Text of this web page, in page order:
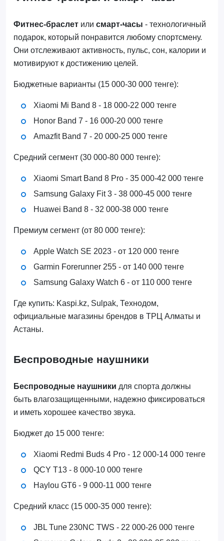
Фитнес-браслетили смарт-часы - технологичный
подарок, который понравится любому спортсмену.
Они отслеживают активность, пульс, сон, калории и
мотивируют к достижению целей.
Бюджетные варианты (15 000-30 000 тенге):
Xiaomi Mi Band 8 - 18 000-22 000 тенге
Honor Band 7 - 16 000-20 000 тенге
Amazfit Band 7 - 20 000-25 000 тенге
Средний сегмент (30 000-80 000 тенге):
Xiaomi Smart Band 8 Pro - 35 000-42 000 тенге
Samsung Galaxy Fit 3 - 38 000-45 000 тенге
Huawei Band 8 - 32 000-38 000 тенге
Премиум сегмент (от 80 000 тенге):
Apple Watch SE 2023 - от 120 000 тенге
Garmin Forerunner 255 - от 140 000 тенге
Samsung Galaxy Watch 6 - от 110 000 тенге
Где купить: Kaspi.kz, Sulpak, Технодом,
официальные магазины брендов в ТРЦ Алматы и
Астаны.
Беспроводные наушники
Беспроводные наушники для спорта должны
быть влагозащищенными, надежно фиксироваться
и иметь хорошее качество звука.
Бюджет до 15 000 тенге:
Xiaomi Redmi Buds 4 Pro - 12 000-14 000 тенге
QCY T13 - 8 000-10 000 тенге
Haylou GT6 - 9 000-11 000 тенге
Средний класс (15 000-35 000 тенге):
JBL Tune 230NC TWS - 22 000-26 000 тенге